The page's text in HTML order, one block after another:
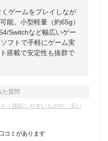
ゲームをプレイしなが
能。小型軽量（約65g）
Switchなど幅広いゲー
フトで手軽にゲーム実
搭載で安定性も抜群で
た質問
｜接続しやすいものや、安い
コミがあります